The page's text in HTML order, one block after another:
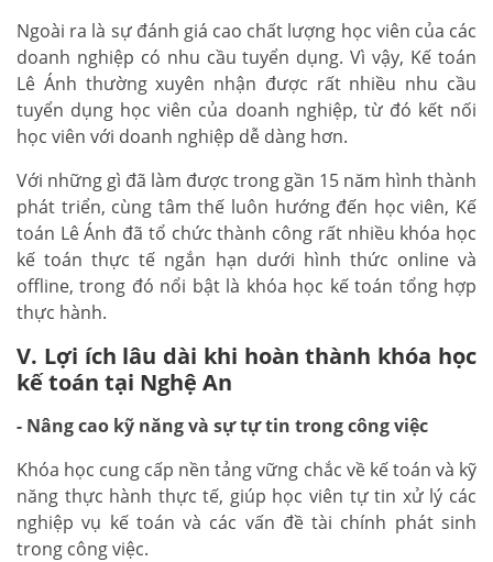
Ngoài ra là sự đánh giá cao chất lượng học viên của các
doanh nghiệp có nhu cầu tuyển dụng. Vì vậy, Kế toán
Lê Ánh thường xuyên nhận được rất nhiều nhu cầu
tuyển dụng học viên của doanh nghiệp, từ đó kết nối
học viên với doanh nghiệp dễ dàng hơn.
Với những gì đã làm được trong gần 15 năm hình thành
phát triển, cùng tâm thế luôn hướng đến học viên, Kế
toán Lê Ánh đã tổ chức thành công rất nhiều khóa học
kế toán thực tế ngắn hạn dưới hình thức online và
offline, trong đó nổi bật là khóa học kế toán tổng hợp
thực hành.
V. Lợi ích lâu dài khi hoàn thành khóa học
kế toán tại Nghệ An
- Nâng cao kỹ năng và sự tự tin trong công việc
Khóa học cung cấp nền tảng vững chắc về kế toán và kỹ
năng thực hành thực tế, giúp học viên tự tin xử lý các
nghiệp vụ kế toán và các vấn đề tài chính phát sinh
trong công việc.